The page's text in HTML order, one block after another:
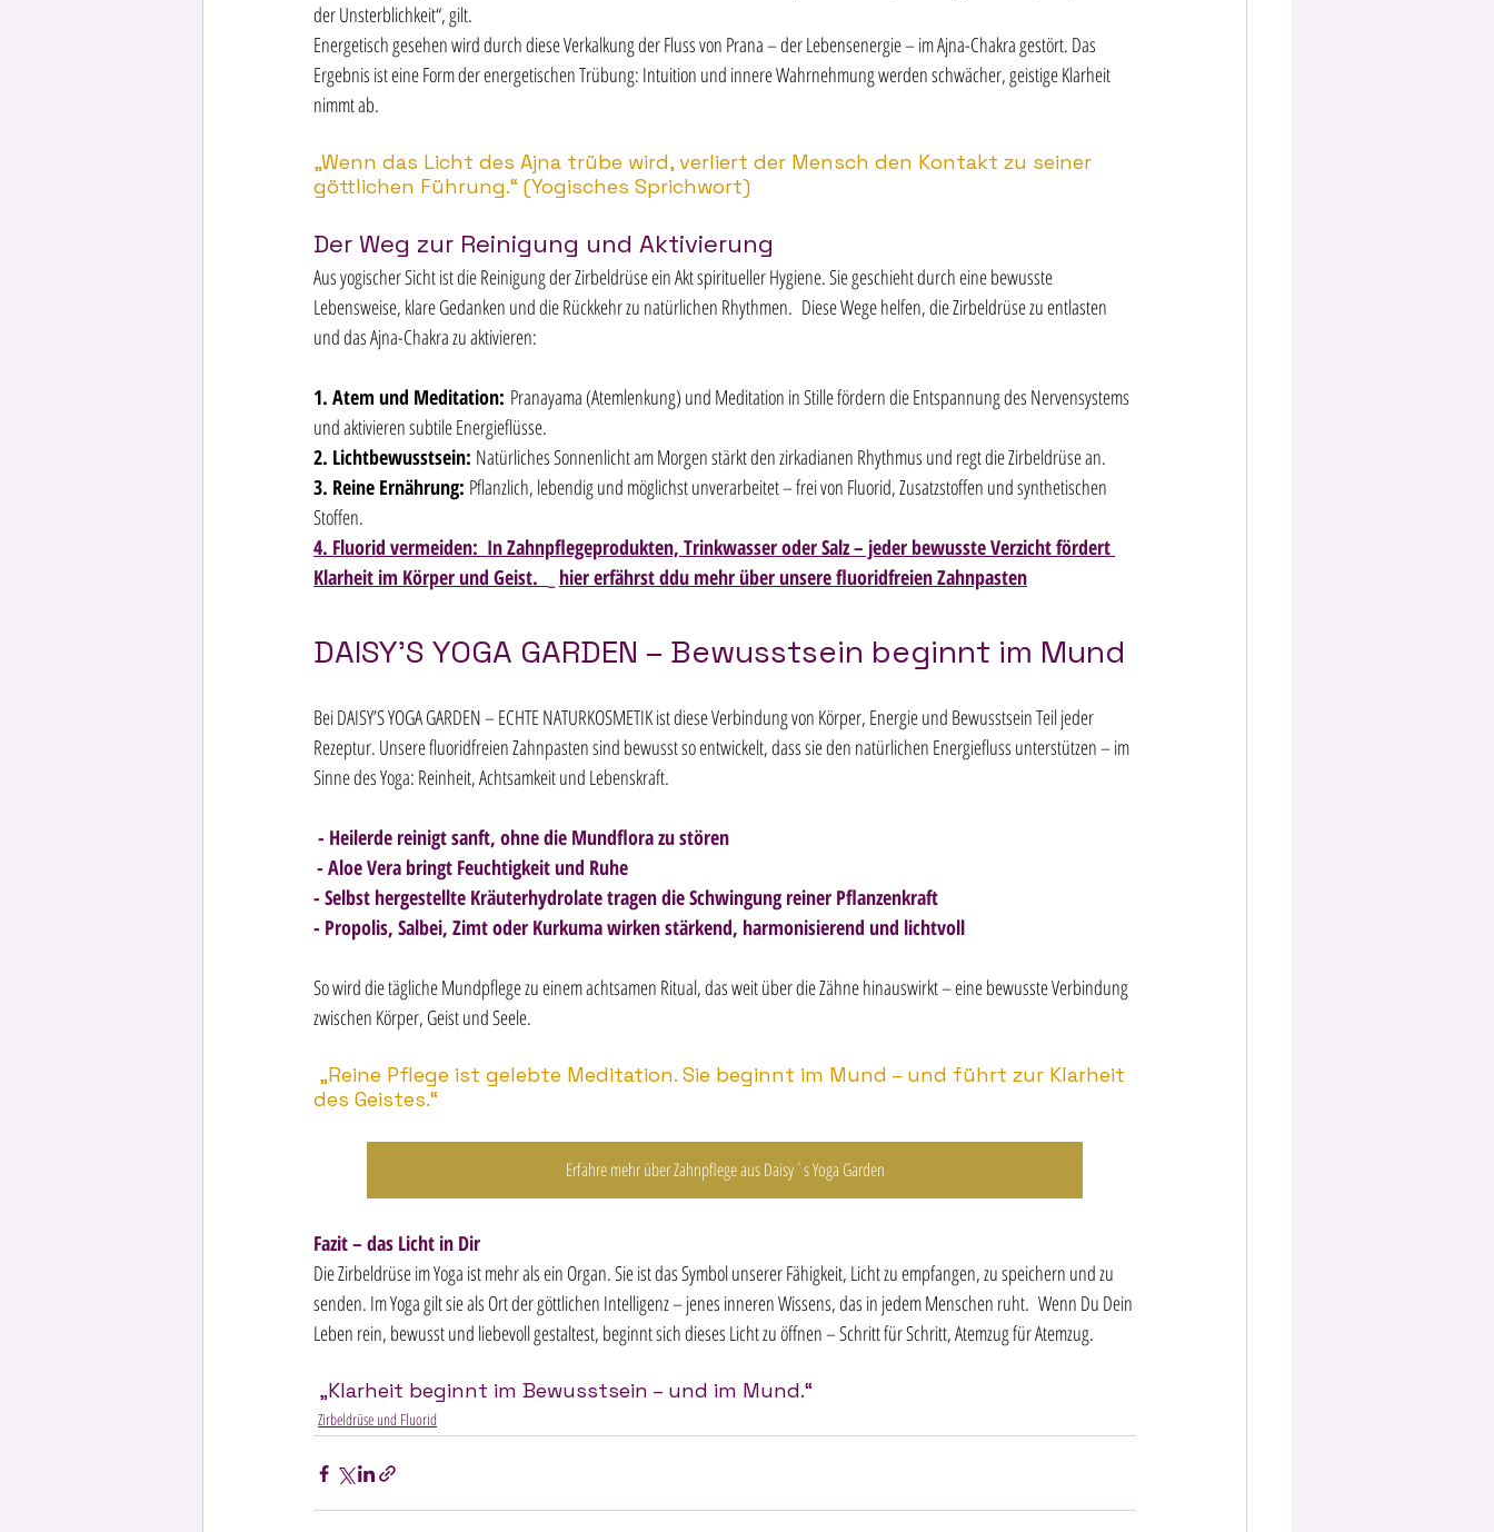
der Unsterblichkeit“, gilt.
Energetisch gesehen wird durch diese Verkalkung der Fluss von Prana – der Lebensenergie – im Ajna-Chakra gestört. Das
Ergebnis ist eine Form der energetischen Trübung: Intuition und innere Wahrnehmung werden schwächer, geistige Klarheit
nimmt ab.
„Wenn das Licht des Ajna trübe wird, verliert der Mensch den Kontakt zu seiner
göttlichen Führung.“ (Yogisches Sprichwort)
Der Weg zur Reinigung und Aktivierung
Aus yogischer Sicht ist die Reinigung der Zirbeldrüse ein Akt spiritueller Hygiene. Sie geschieht durch eine bewusste
Lebensweise, klare Gedanken und die Rückkehr zu natürlichen Rhythmen.  Diese Wege helfen, die Zirbeldrüse zu entlasten
und das Ajna-Chakra zu aktivieren:
1. Atem und Meditation: Pranayama (Atemlenkung) und Meditation in Stille fördern die Entspannung des Nervensystems
und aktivieren subtile Energieflüsse.
2. Lichtbewusstsein: Natürliches Sonnenlicht am Morgen stärkt den zirkadianen Rhythmus und regt die Zirbeldrüse an.
3. Reine Ernährung: Pflanzlich, lebendig und möglichst unverarbeitet – frei von Fluorid, Zusatzstoffen und synthetischen
Stoffen.
4. Fluorid vermeiden:  In Zahnpflegeprodukten, Trinkwasser oder Salz – jeder bewusste Verzicht fördert
Klarheit im Körper und Geist.
hier erfährst ddu mehr über unsere fluoridfreien Zahnpasten
DAISY’S YOGA GARDEN – Bewusstsein beginnt im Mund
Bei DAISY’S YOGA GARDEN – ECHTE NATURKOSMETIK ist diese Verbindung von Körper, Energie und Bewusstsein Teil jeder
Rezeptur. Unsere fluoridfreien Zahnpasten sind bewusst so entwickelt, dass sie den natürlichen Energiefluss unterstützen – im
Sinne des Yoga: Reinheit, Achtsamkeit und Lebenskraft.
- Heilerde reinigt sanft, ohne die Mundflora zu stören
- Aloe Vera bringt Feuchtigkeit und Ruhe
- Selbst hergestellte Kräuterhydrolate tragen die Schwingung reiner Pflanzenkraft
- Propolis, Salbei, Zimt oder Kurkuma wirken stärkend, harmonisierend und lichtvoll
So wird die tägliche Mundpflege zu einem achtsamen Ritual, das weit über die Zähne hinauswirkt – eine bewusste Verbindung
zwischen Körper, Geist und Seele.
des Geistes.“
Erfahre mehr über Zahnpflege aus Daisy´s Yoga Garden
Fazit – das Licht in Dir
Die Zirbeldrüse im Yoga ist mehr als ein Organ. Sie ist das Symbol unserer Fähigkeit, Licht zu empfangen, zu speichern und zu
senden. Im Yoga gilt sie als Ort der göttlichen Intelligenz – jenes inneren Wissens, das in jedem Menschen ruht.  Wenn Du Dein
Leben rein, bewusst und liebevoll gestaltest, beginnt sich dieses Licht zu öffnen – Schritt für Schritt, Atemzug für Atemzug.
„Klarheit beginnt im Bewusstsein – und im Mund.“
Zirbeldrüse und Fluorid